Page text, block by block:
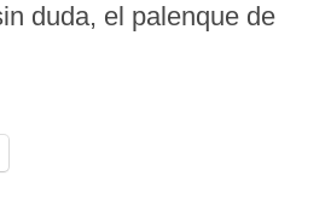
duda, el palenque de